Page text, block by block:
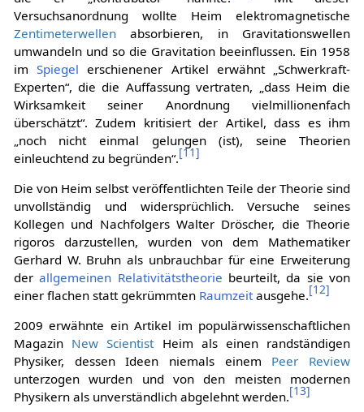
Versuchsanordnung wollte Heim elektromagnetische
Zentimeterwellenabsorbieren, in Gravitationswellen
umwandeln und so die Gravitation beeinflussen. Ein 1958
imSpiegel erschienener Artikel erwähnt „Schwerkraft-
Experten“, die die Auffassung vertraten, „dass Heim die
Wirksamkeit seiner Anordnung vielmillionenfach
überschätzt“. Zudem kritisiert der Artikel, dass es ihm
„noch nicht einmal gelungen (ist), seine Theorien
einleuchtend zu begründen“.[11]
Die von Heim selbst veröffentlichten Teile der Theorie sind
unvollständig und widersprüchlich. Versuche seines
Kollegen und Nachfolgers Walter Dröscher, die Theorie
rigoros darzustellen, wurden von dem Mathematiker
Gerhard W. Bruhn als unbrauchbar für eine Erweiterung
derallgemeinen Relativitätstheorie beurteilt, da sie von
einer flachen statt gekrümmten Raumzeitausgehe.[12]
2009 erwähnte ein Artikel im populärwissenschaftlichen
Magazin New ScientistHeim als einen randständigen
Physiker, dessen Ideen niemals einem Peer Review
unterzogen wurden und von den meisten modernen
Physikern als unverständlich abgelehnt werden.[13]